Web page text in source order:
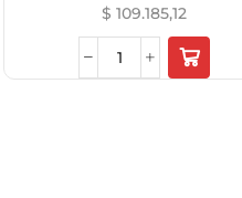
$ 109.185,12